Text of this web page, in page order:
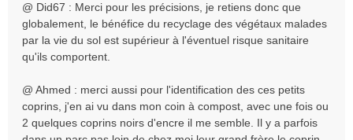
s
a
g
n
n
l
@ Did67 : Merci pour les précisions, je retiens donc que
globalement, le bénéfice du recyclage des végétaux malades
par la vie du sol est supérieur à l'éventuel risque sanitaire
qu'ils comportent.
@ Ahmed : merci aussi pour l'identification des ces petits
coprins, j'en ai vu dans mon coin à compost, avec une fois ou
2 quelques coprins noirs d'encre il me semble. Il y a parfois